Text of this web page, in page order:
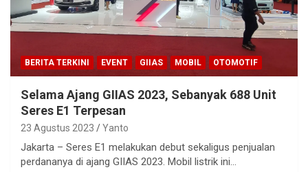
BERITA TERKINI EVENT GIIAS MOBIL OTOMOTIF
Selama Ajang GIIAS 2023, Sebanyak 688 Unit
Seres E1 Terpesan
23 Agustus 2023 Yanto
Jakarta – Seres E1 melakukan debut sekaligus penjualan
perdananya di ajang GIIAS 2023. Mobil listrik ini…